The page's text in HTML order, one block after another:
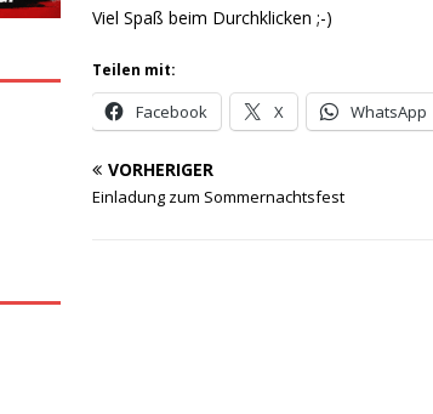
Viel Spaß beim Durchklicken ;-)
Teilen mit:
Facebook X WhatsApp
VORHERIGER
Einladung zum Sommernachtsfest